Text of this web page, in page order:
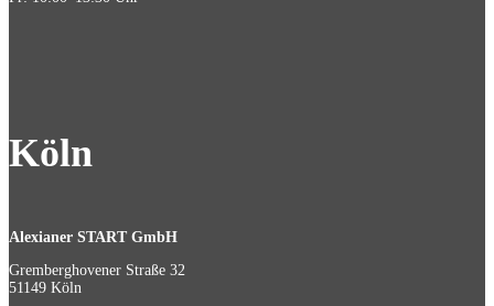
Köln
Alexianer START GmbH
Gremberghovener Straße 32
51149 Köln